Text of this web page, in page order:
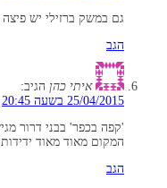
גם במשק ברזילי יש
הגב
איתי כהן הגיב:
25/04/2015 בשעה 20:45
'קפה בכפר' בבני דרור
המקום מאוד מאוד
הגב